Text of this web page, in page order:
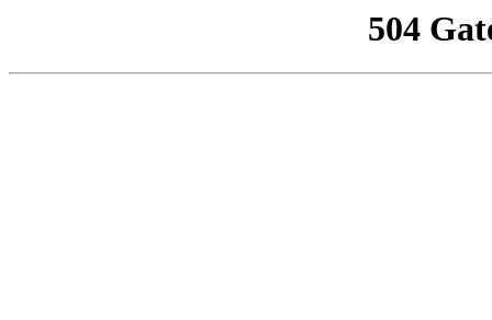
504